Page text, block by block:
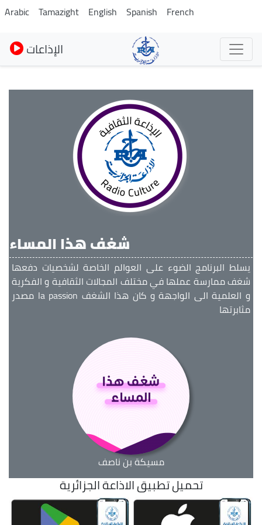
Skip
to
main
content
Arabic Tamazight English Spanish French
الإذاعات
شغف هذا المساء
يسلط البرنامج الضوء على العوالم الخاصة لشخصيات دفعها
شغف ممارسة عملها في مختلف المجالات الثقافية و الفكرية
و العلمية الى الواجهة و كان هذا الشغف la passion مصدر
مثابرتها
مسيكة بن ناصف
تحميل تطبيق الاذاعة الجزائرية